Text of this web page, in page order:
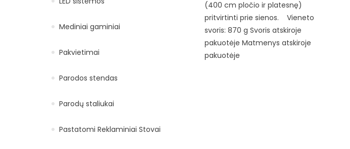
(400 cm pločio ir platesnę)
pritvirtinti prie sienos. Vieneto
svoris: 870 g Svoris atskiroje
pakuotėje Matmenys atskiroje
pakuotėje
Mediniai gaminiai
Pakvietimai
Parodos stendas
Parodų staliukai
Pastatomi Reklaminiai Stovai